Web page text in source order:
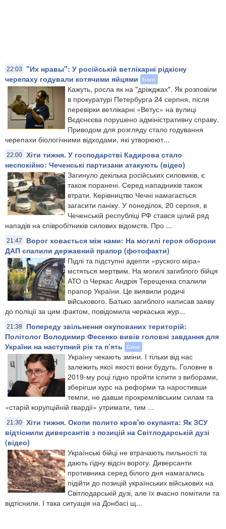
22:03
"Их нравы": У російській ветлікарні рідкісну
черепаху годували котячими яйцями
Блог
Кажуть, росла як на "дріжджах". Як розповіли
в прокуратурі Петербурга 24 серпня, після
перевірки ветлікарні «Ветус» на вулиці
Вєдєнєєва порушено адміністративну справу.
Приводом для розгляду стало годування
черепахи біологічними відходами, які утворюют...
22:00 Хіти тижня. У господарстві Кадирова стало
неспокійно: Чеченські партизани атакують (відео)
Загинуло декілька російських силовиків, є
також поранені. Серед нападників також
втрати. Керівництво Чечні намагається
загасити паніку. У понеділок, 20 серпня, в
Чеченській республіці РФ стався цілий ряд
нападів на співробітників силових відомств. Про ...
21:47
Ворог ховається між нами: На могилі героя оборони
ДАП спалили державний прапор (фотофакти)
Підлі та підступні адепти «руского міра»
мстяться мертвим. На могилі загиблого бійця
АТО із Черкас Андрія Терещенка спалили
прапор України. Це виявили родичі
військового. Батько загиблого написав заяву
до поліції за цим фактом, повідомила черкаська жур...
21:38
​Попереду звільнення окупованих територій:
Політолог Володимир Фесенко вивів головні завдання для
України на наступний рік та п’ять
Блог
Україну чекають зміни. І тільки від нас
залежить якої якості вони будуть. Головне в
2019-му році гідно пройти іспити з виборами,
зберігши курс на реформи та наростивши
темпи, не давши прокремлівським силам та
«старій корупційній гвардії» утримати, тим ...
21:30 Хіти тижня. Окопи полито кров'ю окупанта: Як ЗСУ
відтіснили диверсантів з позицій на Світлодарській дузі
(відео)
Українські бійці не втрачають пильності та
дають гідну відсіч ворогу. Диверсанти
противника серед білого дня намагались
підійти до позицій українських військових на
Світлодарській дузі, але їх вчасно помітили та
відтіснили. І така ситуація на Донбасі щ...